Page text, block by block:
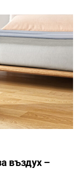
въздух –